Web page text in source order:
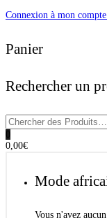
Connexion à mon
Panier
Rechercher un
0,00€
Mode
Vous n'avez